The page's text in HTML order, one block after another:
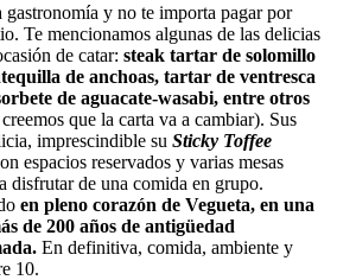
gastronomía y no te importa pagar por
Te mencionamos algunas de las delicias
de catar: steak tartar de solomillo
de anchoas, tartar de ventresca
de aguacate-wasabi, entre otros
que la carta va a cambiar). Sus
imprescindible su Sticky Toffee
espacios reservados y varias mesas
disfrutar de una comida en grupo.
en pleno corazón de Vegueta, en una
de 200 años de antigüedad
En definitiva, comida, ambiente y
10.